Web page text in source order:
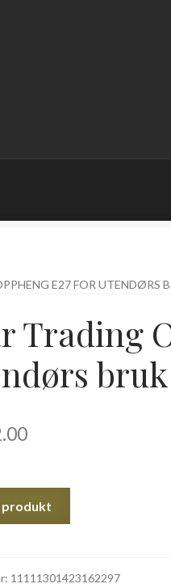
E27 FOR UTENDØRS
Trading
produkt
11111301423162297